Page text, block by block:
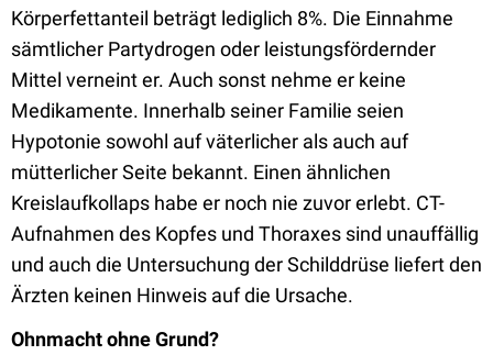
Körperfettanteil beträgt lediglich 8%. Die Einnahme
sämtlicher Partydrogen oder leistungsfördernder
Mittel verneint er. Auch sonst nehme er keine
Medikamente. Innerhalb seiner Familie seien
Hypotonie sowohl auf väterlicher als auch auf
mütterlicher Seite bekannt. Einen ähnlichen
Kreislaufkollaps habe er noch nie zuvor erlebt. CT-
Aufnahmen des Kopfes und Thoraxes sind unauffällig
und auch die Untersuchung der Schilddrüse liefert den
Ärzten keinen Hinweis auf die Ursache.
Ohnmacht ohne Grund?